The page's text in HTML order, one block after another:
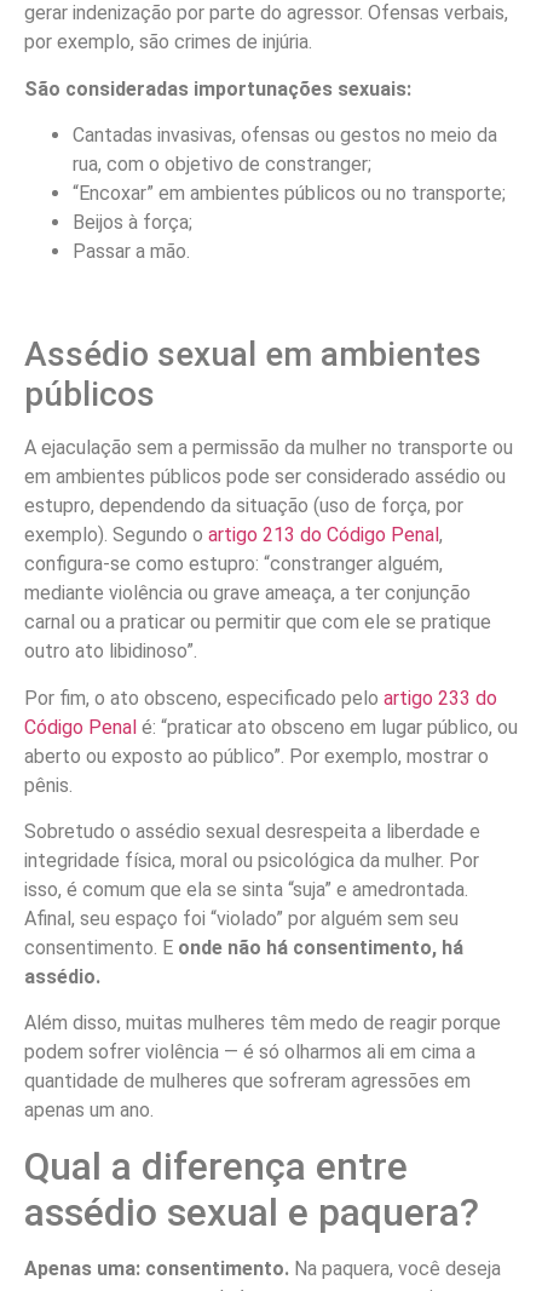
gerar indenização por parte do agressor. Ofensas verbais,
por exemplo, são crimes de injúria.
São consideradas importunações sexuais:
Cantadas invasivas, ofensas ou gestos no meio da
rua, com o objetivo de constranger;
“Encoxar” em ambientes públicos ou no transporte;
Beijos à força;
Passar a mão.
Assédio sexual em ambientes
públicos
A ejaculação sem a permissão da mulher no transporte ou
em ambientes públicos pode ser considerado assédio ou
estupro, dependendo da situação (uso de força, por
exemplo). Segundo o artigo 213 do Código Penal,
configura-se como estupro: “constranger alguém,
mediante violência ou grave ameaça, a ter conjunção
carnal ou a praticar ou permitir que com ele se pratique
outro ato libidinoso”.
Por fim, o ato obsceno, especificado pelo artigo 233 do
Código Penal é: “praticar ato obsceno em lugar público, ou
aberto ou exposto ao público”. Por exemplo, mostrar o
pênis.
Sobretudo o assédio sexual desrespeita a liberdade e
integridade física, moral ou psicológica da mulher. Por
isso, é comum que ela se sinta “suja” e amedrontada.
Afinal, seu espaço foi “violado” por alguém sem seu
consentimento. E onde não há consentimento, há
assédio.
Além disso, muitas mulheres têm medo de reagir porque
podem sofrer violência — é só olharmos ali em cima a
quantidade de mulheres que sofreram agressões em
apenas um ano.
Qual a diferença entre
assédio sexual e paquera?
Apenas uma: consentimento. Na paquera, você deseja